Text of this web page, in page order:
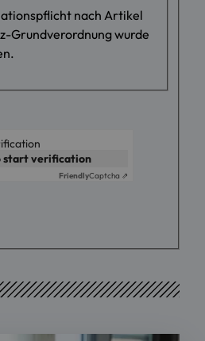
nach Artikel
Grundverordnung wurde
start verification
FriendlyCaptcha ⇗